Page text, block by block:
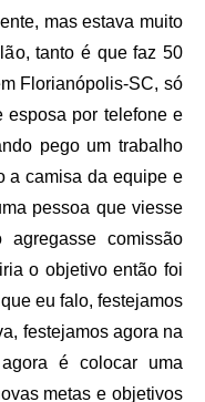
mas estava muito
tanto é que faz 50
Florianópolis-SC, só
esposa por telefone e
pego um trabalho
a camisa da equipe e
pessoa que viesse
comissão
o objetivo então foi
eu falo, festejamos
festejamos agora na
é colocar uma
metas e objetivos